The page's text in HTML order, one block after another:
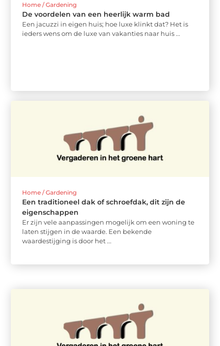
Home / Gardening
De voordelen van een heerlijk warm bad
Een jacuzzi in eigen huis; hoe luxe klinkt dat? Het is
ieders wens om de luxe van vakanties naar huis ...
Home / Gardening
Een traditioneel dak of schroefdak, dit zijn de
eigenschappen
Er zijn vele aanpassingen mogelijk om een woning te
laten stijgen in de waarde. Een bekende
waardestijging is door het ...